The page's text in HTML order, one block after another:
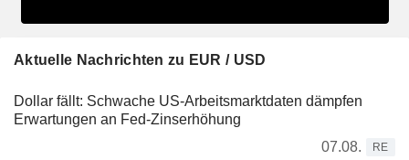
Aktuelle Nachrichten zu EUR / USD
Dollar fällt: Schwache US-Arbeitsmarktdaten dämpfen
Erwartungen an Fed-Zinserhöhung
07.08.
RE